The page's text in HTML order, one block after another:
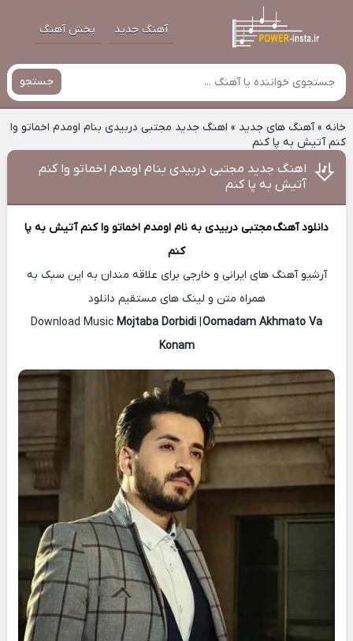
آهنگ جدید پخش آهنگ
جستجو
خانه»آهنگ های جدید » اهنگ جدید مجتبی دربیدی بنام اومدم اخماتو وا
کنم آتیش به پا کنم
اهنگ جدید مجتبی دربیدی بنام اومدم اخماتو وا کنم
آتیش به پا کنم
دانلود آهنگمجتبی دربیدی به نام اومدم اخماتو وا کنم آتیش به پا
کنم
آرشیو آهنگ های ایرانی و خارجی برای علاقه مندان به این سبک به
همراه متن و لینک های مستقیم دانلود
Download Music
Mojtaba Dorbidi|Oomadam Akhmato Va
Konam